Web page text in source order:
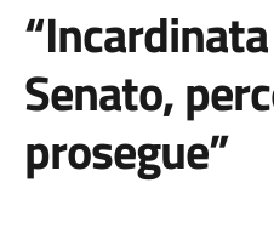
Senato,
prosegue”